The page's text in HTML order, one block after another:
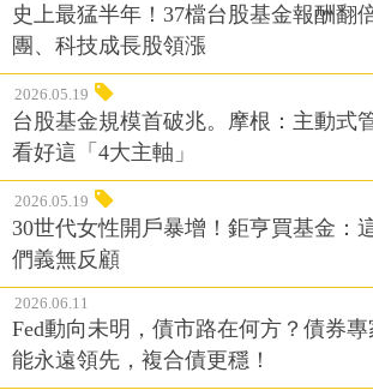
史上最猛半年！37檔台股基金報酬翻
團、科技成長股領漲
2026.05.19
台股基金規模首破兆。摩根：主動式
看好這「4大主軸」
2026.05.19
30世代女性開戶暴增！鉅亨買基金：
們義無反顧
2026.06.11
Fed動向未明，債市路在何方？債券
能永遠領先，複合債更穩！